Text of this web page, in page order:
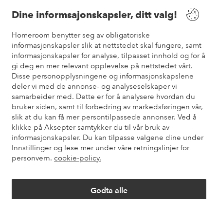
Dine informsajonskapsler, ditt valg!
Homeroom benytter seg av obligatoriske
informasjonskapsler slik at nettstedet skal fungere, samt
informasjonskapsler for analyse, tilpasset innhold og for å
gi deg en mer relevant opplevelse på nettstedet vårt.
Disse personopplysningene og informasjonskapslene
deler vi med de annonse- og analyseselskaper vi
samarbeider med. Dette er for å analysere hvordan du
bruker siden, samt til forbedring av markedsføringen vår,
slik at du kan få mer persontilpassede annonser. Ved å
klikke på Aksepter samtykker du til vår bruk av
informasjonskapsler. Du kan tilpasse valgene dine under
Innstillinger og lese mer under våre retningslinjer for
personvern. cookie-policy.
Godta alle
Venner
Sikre betalinger
Vil du vite mer om våre betalingsalternativer?
elpy